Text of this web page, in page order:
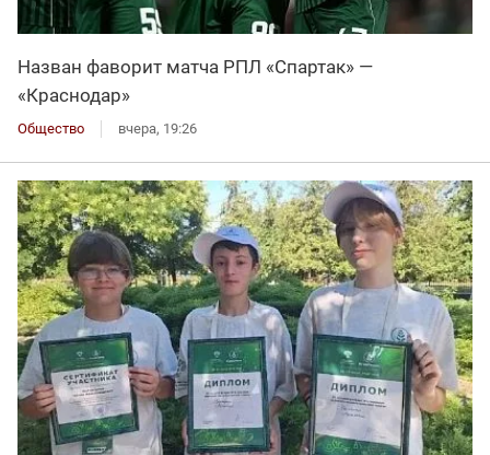
Назван фаворит матча РПЛ «Спартак» —
«Краснодар»
Общество вчера, 19:26